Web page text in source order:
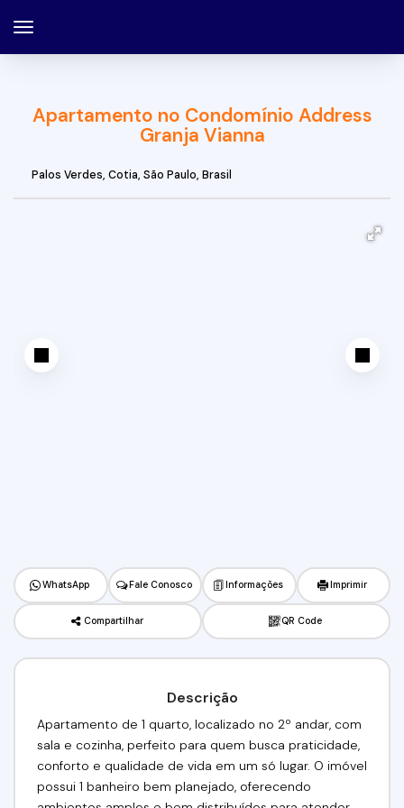
Apartamento no Condomínio Address
Granja Vianna
Palos Verdes, Cotia, São Paulo, Brasil
WhatsApp Fale Conosco Informações Imprimir
Compartilhar QR Code
Descrição
Apartamento de 1 quarto, localizado no 2º andar, com
sala e cozinha, perfeito para quem busca praticidade,
conforto e qualidade de vida em um só lugar. O imóvel
possui 1 banheiro bem planejado, oferecendo